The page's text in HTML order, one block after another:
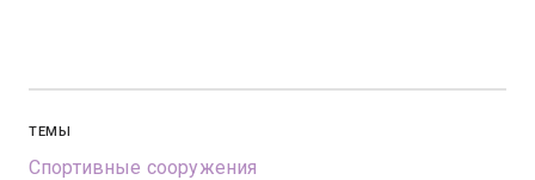
ТЕМЫ
Спортивные сооружения